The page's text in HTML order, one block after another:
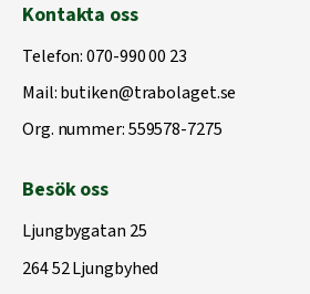
Kontakta oss
Telefon:070-990 00 23
Mail:butiken@trabolaget.se
Org. nummer: 559578-7275
Besök oss
Ljungbygatan 25
264 52 Ljungbyhed